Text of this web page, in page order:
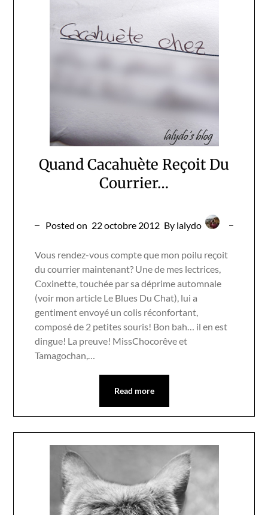
Quand Cacahuète Reçoit Du
Courrier…
Posted on 22 octobre 2012 By lalydo
Vous rendez-vous compte que mon poilu reçoit
du courrier maintenant? Une de mes lectrices,
Coxinette, touchée par sa déprime automnale
(voir mon article Le Blues Du Chat), lui a
gentiment envoyé un colis réconfortant,
composé de 2 petites souris! Bon bah… il en est
dingue! La preuve! MissChocorêve et
Tamagochan,…
Read more